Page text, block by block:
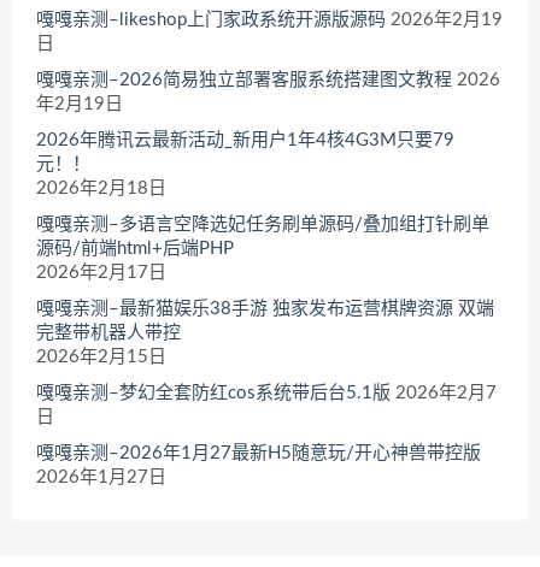
嘎嘎亲测–likeshop上门家政系统开源版源码 2026年2月19
日
嘎嘎亲测–2026简易独立部署客服系统搭建图文教程 2026
年2月19日
2026年腾讯云最新活动_新用户1年4核4G3M只要79
元！！
2026年2月18日
嘎嘎亲测–多语言空降选妃任务刷单源码/叠加组打针刷单
源码/前端html+后端PHP
2026年2月17日
嘎嘎亲测–最新猫娱乐38手游 独家发布运营棋牌资源 双端
完整带机器人带控
2026年2月15日
嘎嘎亲测–梦幻全套防红cos系统带后台5.1版 2026年2月7
日
嘎嘎亲测–2026年1月27最新H5随意玩/开心神兽带控版
2026年1月27日